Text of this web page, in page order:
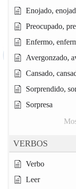
Enojado,
Preocupado,
Enfermo,
Avergonzado,
Cansado,
Sorprendido,
Sorpresa
VERBOS
Verbo
Leer